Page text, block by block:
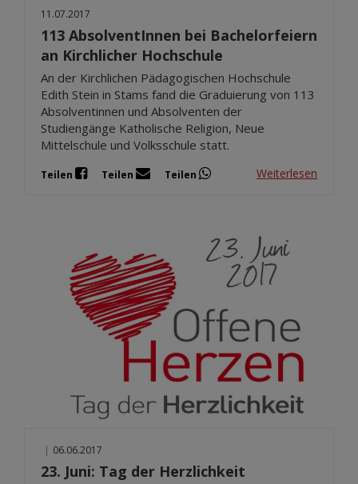
11.07.2017
113 AbsolventInnen bei Bachelorfeiern
an Kirchlicher Hochschule
An der Kirchlichen Pädagogischen Hochschule
Edith Stein in Stams fand die Graduierung von 113
Absolventinnen und Absolventen der
Studiengänge Katholische Religion, Neue
Mittelschule und Volksschule statt.
Teilen Teilen Teilen Weiterlesen
| 06.06.2017
23. Juni: Tag der Herzlichkeit